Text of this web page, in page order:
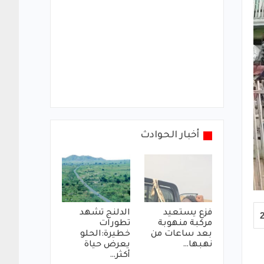
أخبار الحوادث
فزع يستعيد
مركبة منهوبة
بعد ساعات من
نهبها…
الدلنج تشهد
تطورات
خطيرة:الحلو
يعرض حياة
أكثر…